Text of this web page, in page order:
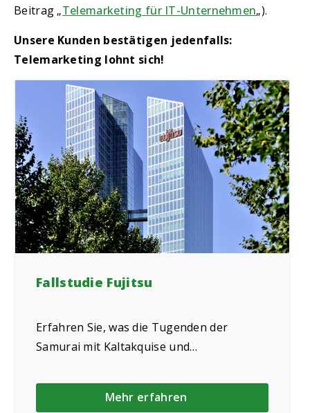
Beitrag „Telemarketing für IT-Unternehmen„).
Unsere Kunden bestätigen jedenfalls:
Telemarketing lohnt sich!
Fallstudie Fujitsu
Erfahren Sie, was die Tugenden der
Samurai mit Kaltakquise und
Telesales4u das gemeinsam mit Fujitsu
erfolgreich umsetzt.Mehr erfahren